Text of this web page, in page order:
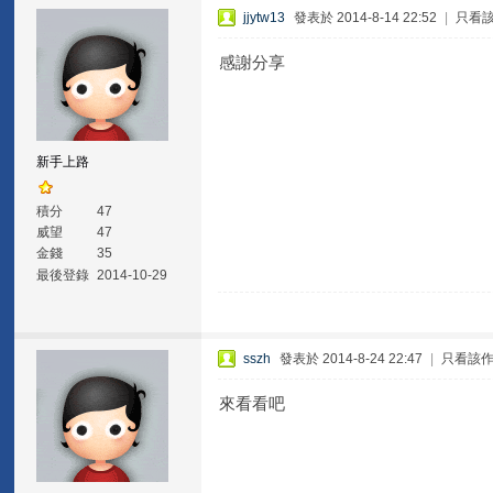
新手上路
積分
47
威望
47
金錢
35
最後登錄 2014-10-29
jjytw13 發表於 2014-8-14 22:52 只看
感謝分享
sszh 發表於 2014-8-24 22:47 只看該
來看看吧